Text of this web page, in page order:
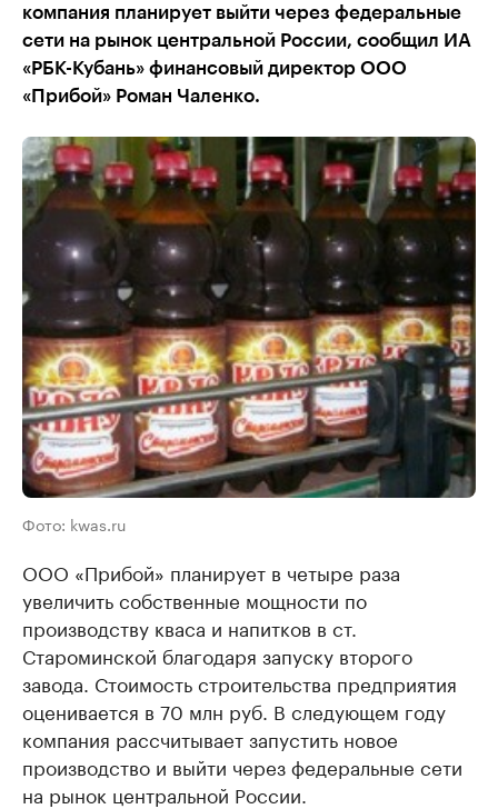
компания планирует выйти через федеральные
сети на рынок центральной России, сообщил ИА
«РБК-Кубань» финансовый директор ООО
«Прибой» Роман Чаленко.
Фото: kwas.ru
ООО «Прибой» планирует в четыре раза
увеличить собственные мощности по
производству кваса и напитков в ст.
Староминской благодаря запуску второго
завода. Стоимость строительства предприятия
оценивается в 70 млн руб. В следующем году
компания рассчитывает запустить новое
производство и выйти через федеральные сети
на рынок центральной России.